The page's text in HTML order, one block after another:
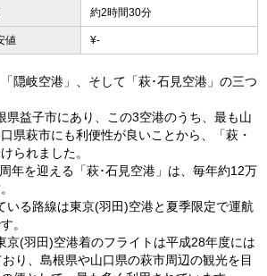
約2時間30分
値 ¥-
隠岐空港」、そして「萩･石見空港」の三つ
県益子市にあり、この3空港のうち、最も山
県萩市にも利便性が良いことから、「萩・
られました。
年を迎える「萩･石見空港」は、毎年約12万
いる路線は東京(羽田)空港と夏季限定で運航
。
京(羽田)空港着のフライトは平成28年度には
り、島根県や山口県の萩市周辺の観光を目